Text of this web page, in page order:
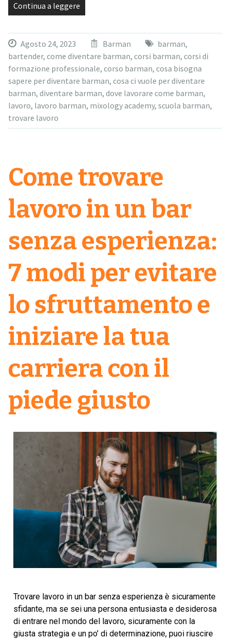
Continua a leggere
Agosto 24, 2023 Barman barman,
bartender, come diventare barman, corsi barman, corsi di
formazione professionale, corso barman, cosa bisogna
sapere per diventare barman, cosa ci vuole per diventare
barman, diventare barman, dove lavorare come barman,
lavoro, lavoro barman, mixology academy, scuola barman,
trovare lavoro
Come trovare
lavoro in un bar
senza esperienza:
7 modi per evitare
lo sfruttamento e
iniziare la tua
carriera con il
piede giusto
Trovare lavoro in un bar senza esperienza è sicuramente
sfidante, ma se sei una persona entusiasta e desiderosa
di entrare nel mondo del lavoro, sicuramente con la
giusta strategia e un po’ di determinazione, puoi riuscire